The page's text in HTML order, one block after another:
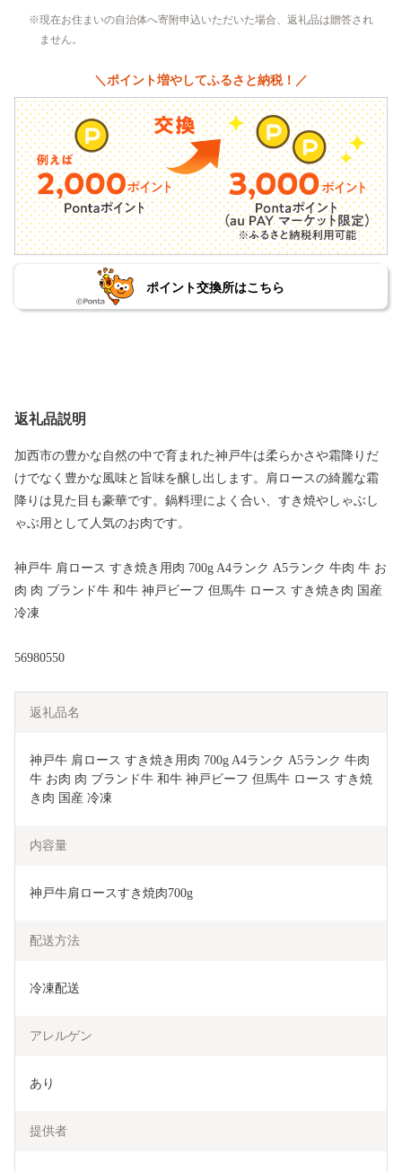
現在お住まいの自治体へ寄附申込いただいた場合、返礼品は贈答され
ません。
＼ポイント増やしてふるさと納税！／
ポイント交換所はこちら
返礼品説明
加西市の豊かな自然の中で育まれた神戸牛は柔らかさや霜降りだ
けでなく豊かな風味と旨味を醸し出します。肩ロースの綺麗な霜
降りは見た目も豪華です。鍋料理によく合い、すき焼やしゃぶし
ゃぶ用として人気のお肉です。
神戸牛 肩ロース すき焼き用肉 700g A4ランク A5ランク 牛肉 牛 お
肉 肉 ブランド牛 和牛 神戸ビーフ 但馬牛 ロース すき焼き肉 国産
冷凍
56980550
返礼品名
神戸牛 肩ロース すき焼き用肉 700g A4ランク A5ランク 牛肉
牛 お肉 肉 ブランド牛 和牛 神戸ビーフ 但馬牛 ロース すき焼
き肉 国産 冷凍
内容量
神戸牛肩ロースすき焼肉700g
配送方法
冷凍配送
アレルゲン
あり
提供者